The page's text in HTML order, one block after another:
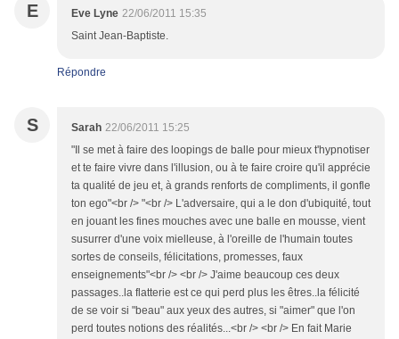
E Eve Lyne 22/06/2011 15:35
Saint Jean-Baptiste.
Répondre
S Sarah 22/06/2011 15:25
"Il se met à faire des loopings de balle pour mieux t'hypnotiser
et te faire vivre dans l'illusion, ou à te faire croire qu'il apprécie
ta qualité de jeu et, à grands renforts de compliments, il gonfle
ton ego"<br /> "<br /> L'adversaire, qui a le don d'ubiquité, tout
en jouant les fines mouches avec une balle en mousse, vient
susurrer d'une voix mielleuse, à l'oreille de l'humain toutes
sortes de conseils, félicitations, promesses, faux
enseignements"<br /> <br /> J'aime beaucoup ces deux
passages..la flatterie est ce qui perd plus les êtres..la félicité
de se voir si "beau" aux yeux des autres, si "aimer" que l'on
perd toutes notions des réalités...<br /> <br /> En fait Marie